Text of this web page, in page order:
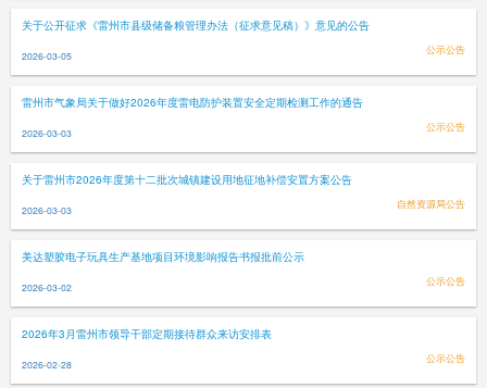
关于公开征求《雷州市县级储备粮管理办法（征求意见稿）》意见的公告
2026-03-05 公示公告
雷州市气象局关于做好2026年度雷电防护装置安全定期检测工作的通告
2026-03-03 公示公告
关于雷州市2026年度第十二批次城镇建设用地征地补偿安置方案公告
2026-03-03 自然资源局公告
美达塑胶电子玩具生产基地项目环境影响报告书报批前公示
2026-03-02 公示公告
2026年3月雷州市领导干部定期接待群众来访安排表
2026-02-28 公示公告